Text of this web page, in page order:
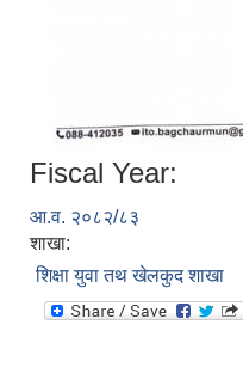
Fiscal Year:
आ.व. २०८२/८३
शाखा:
शिक्षा युवा तथ खेलकुद शाखा